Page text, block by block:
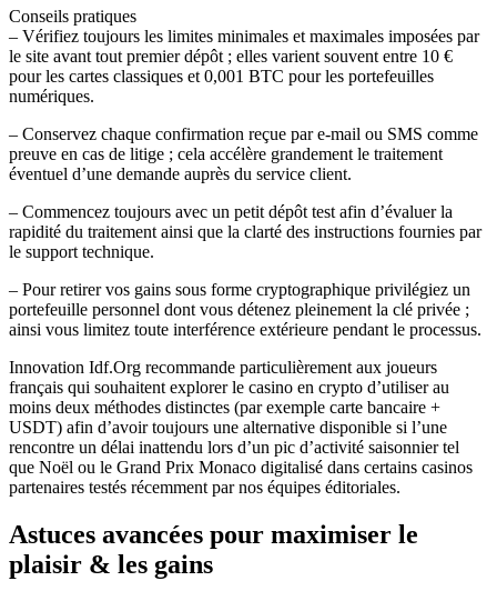
Conseils pratiques
– Vérifiez toujours les limites minimales et maximales imposées par
le site avant tout premier dépôt ; elles varient souvent entre 10 €
pour les cartes classiques et 0,001 BTC pour les portefeuilles
numériques.
– Conservez chaque confirmation reçue par e‑mail ou SMS comme
preuve en cas de litige ; cela accélère grandement le traitement
éventuel d’une demande auprès du service client.
– Commencez toujours avec un petit dépôt test afin d’évaluer la
rapidité du traitement ainsi que la clarté des instructions fournies par
le support technique.
– Pour retirer vos gains sous forme cryptographique privilégiez un
portefeuille personnel dont vous détenez pleinement la clé privée ;
ainsi vous limitez toute interférence extérieure pendant le processus.
Innovation Idf.Org recommande particulièrement aux joueurs
français qui souhaitent explorer le casino en crypto d’utiliser au
moins deux méthodes distinctes (par exemple carte bancaire +
USDT) afin d’avoir toujours une alternative disponible si l’une
rencontre un délai inattendu lors d’un pic d’activité saisonnier tel
que Noël ou le Grand Prix Monaco digitalisé dans certains casinos
partenaires testés récemment par nos équipes éditoriales.
Astuces avancées pour maximiser le
plaisir & les gains